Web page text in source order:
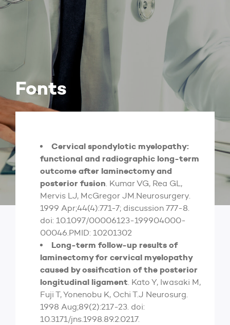
Fonts
Cervical spondylotic myelopathy:
functional and radiographic long-term
outcome after laminectomy and
posterior fusion . Kumar VG, Rea GL,
Mervis LJ, McGregor JM.Neurosurgery.
1999 Apr;44(4):771-7; discussion 777-8.
doi: 10.1097/00006123-199904000-
00046.PMID: 10201302
Long-term follow-up results of
laminectomy for cervical myelopathy
caused by ossification of the posterior
longitudinal ligament . Kato Y, Iwasaki M,
Fuji T, Yonenobu K, Ochi T.J Neurosurg.
1998 Aug;89(2):217-23. doi:
10.3171/jns.1998.89.2.0217.